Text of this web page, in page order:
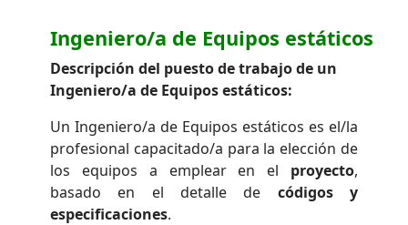
Ingeniero/a de Equipos estáticos
Descripción del puesto de trabajo de un
Ingeniero/a de Equipos estáticos:
Un Ingeniero/a de Equipos estáticos es el/la
profesional capacitado/a para la elección de
los equipos a emplear en el proyecto,
basado en el detalle de códigos y
especificaciones.